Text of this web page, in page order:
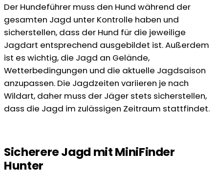
Der Hundeführer muss den Hund während der
gesamten Jagd unter Kontrolle haben und
sicherstellen, dass der Hund für die jeweilige
Jagdart entsprechend ausgebildet ist. Außerdem
ist es wichtig, die Jagd an Gelände,
Wetterbedingungen und die aktuelle Jagdsaison
anzupassen. Die Jagdzeiten variieren je nach
Wildart, daher muss der Jäger stets sicherstellen,
dass die Jagd im zulässigen Zeitraum stattfindet.
Sicherere Jagd mit MiniFinder
Hunter